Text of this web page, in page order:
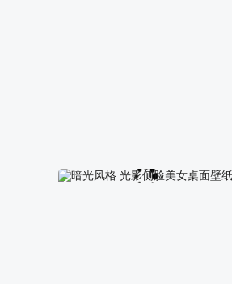
森林 鲜花 古风俏皮可爱美女壁纸